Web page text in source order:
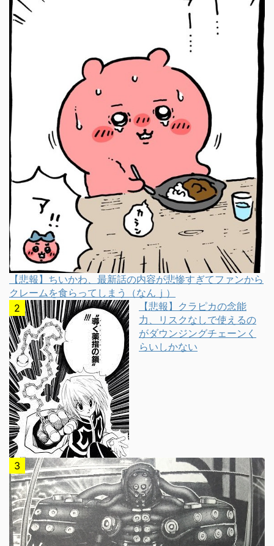
【悲報】ちいかわ、最新話の内容が悲惨すぎてファンから
クレームを食らってしまう（なんｊ）
【悲報】クラピカの念能
力、リスクなしで使えるの
がダウンジングチェーンく
らいしかない